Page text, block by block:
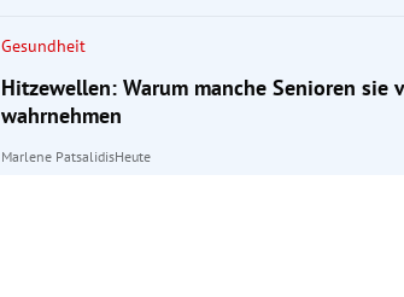
Warum er bei Frauen oft erst spät
Gesundheit
Hitzewellen: Warum manche Senioren sie
wahrnehmen
Marlene PatsalidisHeute